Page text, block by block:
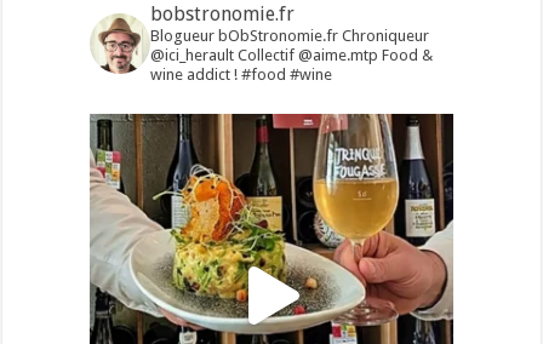
bobstronomie.fr
Blogueur bObStronomie.fr Chroniqueur
@ici_heraultCollectif @aime.mtp Food &
wine addict !#food #wine